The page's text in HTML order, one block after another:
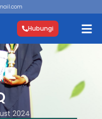
Hubungi
MTQ
2024